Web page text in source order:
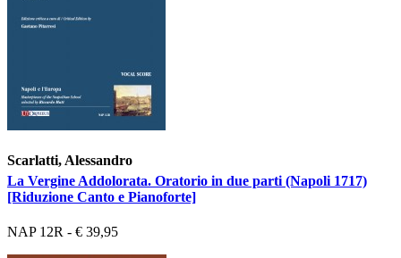
Scarlatti, Alessandro
La Vergine Addolorata. Oratorio in due parti (Napoli 1717)
[Riduzione Canto e Pianoforte]
NAP 12R - € 39,95